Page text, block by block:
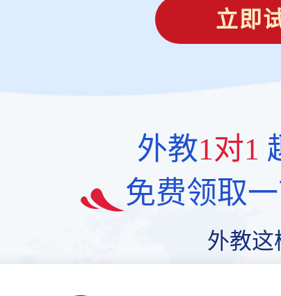
立即
外教1对1
免费领取
外教这